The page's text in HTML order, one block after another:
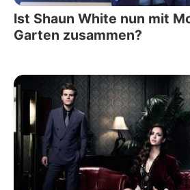
Ist Shaun White nun mit
Garten zusammen?